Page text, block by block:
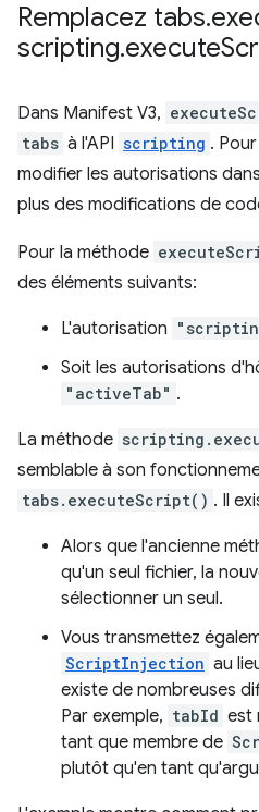
Remplacez tabs.
scripting.execute
Dans Manifest V3,
tabs à l'API scripting .
modifier les autorisations
plus des modifications de
Pour la méthode
des éléments suivants:
L'autorisation
Soit les autorisations
"activeTab" .
La méthode
semblable à son
tabs.executeScript() . Il
Alors que l'ancienne
qu'un seul fichier, la
sélectionner un seul.
Vous transmettez
ScriptInjection au
existe de nombreuses
Par exemple, tabId est
tant que membre de
plutôt qu'en tant